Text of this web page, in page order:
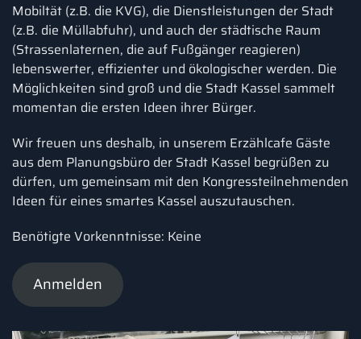
Mobiltät (z.B. die KVG), die Dienstleistungen der Stadt
(z.B. die Müllabfuhr), und auch der städtische Raum
(Strassenlaternen, die auf Fußgänger reagieren)
lebenswerter, effizienter und ökologischer werden. Die
Möglichkeiten sind groß und die Stadt Kassel sammelt
momentan die ersten Ideen ihrer Bürger.
Wir freuen uns deshalb, in unserem Erzählcafe Gäste
aus dem Planungsbüro der Stadt Kassel begrüßen zu
dürfen, um gemeinsam mit den Kongressteilnehmenden
Ideen für eines smartes Kassel auszutauschen.
Benötigte Vorkenntnisse: Keine
Anmelden